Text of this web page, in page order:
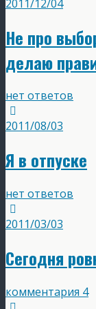
2011/12/04
Не про
делаю
нет ответов
2011/08/03
Я в отпуске
нет ответов
2011/03/03
Сегодня
комментария 4